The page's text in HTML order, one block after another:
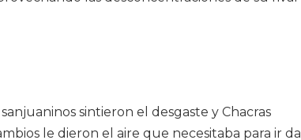
sintieron el desgaste y Chacras
le dieron el aire que necesitaba para ir